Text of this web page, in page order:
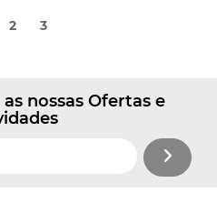
2 3
nossas Ofertas e